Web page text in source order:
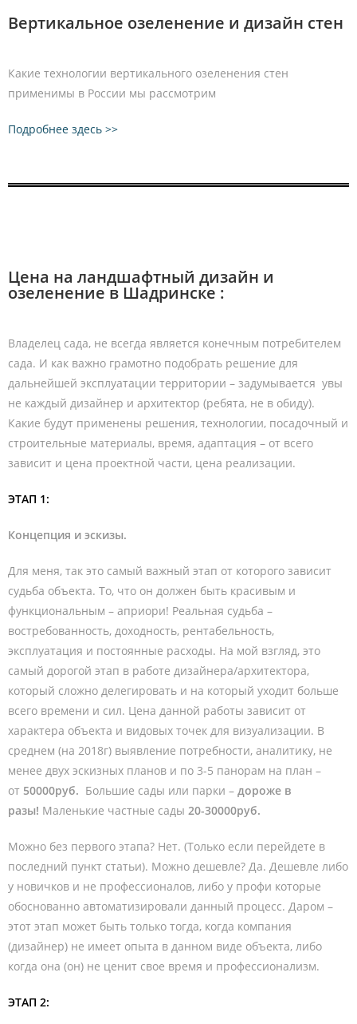
Вертикальное озеленение и дизайн стен
Какие технологии вертикального озеленения стен
применимы в России мы рассмотрим
Подробнее здесь >>
Цена на ландшафтный дизайн и
озеленение в Шадринске :
Владелец сада, не всегда является конечным потребителем
сада. И как важно грамотно подобрать решение для
дальнейшей эксплуатации территории – задумывается увы
не каждый дизайнер и архитектор (ребята, не в обиду).
Какие будут применены решения, технологии, посадочный и
строительные материалы, время, адаптация – от всего
зависит и цена проектной части, цена реализации.
ЭТАП 1:
Концепция и эскизы.
Для меня, так это самый важный этап от которого зависит
судьба объекта. То, что он должен быть красивым и
функциональным – априори! Реальная судьба –
востребованность, доходность, рентабельность,
эксплуатация и постоянные расходы. На мой взгляд, это
самый дорогой этап в работе дизайнера/архитектора,
который сложно делегировать и на который уходит больше
всего времени и сил. Цена данной работы зависит от
характера объекта и видовых точек для визуализации. В
среднем (на 2018г) выявление потребности, аналитику, не
менее двух эскизных планов и по 3-5 панорам на план –
от 50000руб. Большие сады или парки – дороже в
разы! Маленькие частные сады 20-30000руб.
Можно без первого этапа? Нет. (Только если перейдете в
последний пункт статьи). Можно дешевле? Да. Дешевле либо
у новичков и не профессионалов, либо у профи которые
обоснованно автоматизировали данный процесс. Даром –
этот этап может быть только тогда, когда компания
(дизайнер) не имеет опыта в данном виде объекта, либо
когда она (он) не ценит свое время и профессионализм.
ЭТАП 2: